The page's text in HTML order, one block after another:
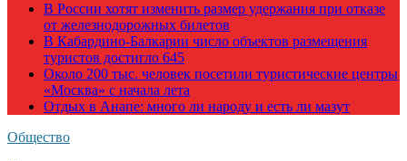
В России хотят изменить размер удержания при отказе
от железнодорожных билетов
В Кабардино-Балкарии число объектов размещения
туристов достигло 645
Около 200 тыс. человек посетили туристические центры
«Москва» с начала лета
Отдых в Анапе: много ли народу и есть ли мазут
Общество